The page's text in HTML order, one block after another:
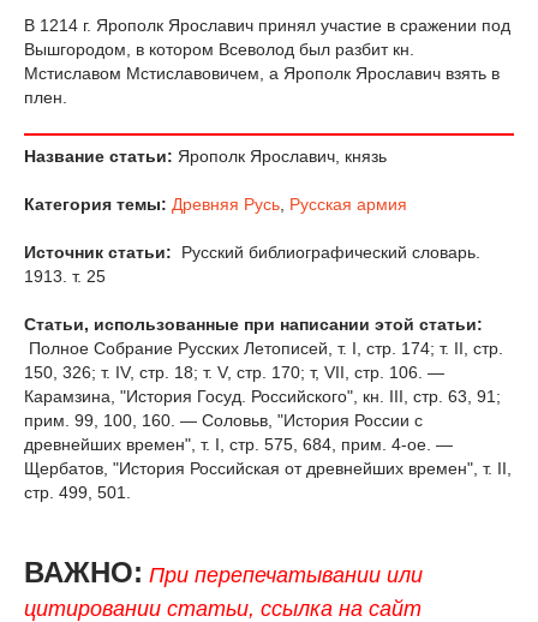
В 1214 г. Ярополк Ярославич принял участие в сражении под
Вышгородом, в котором Всеволод был разбит кн.
Мстиславом Мстиславовичем, а Ярополк Ярославич взять в
плен.
Название статьи: Ярополк Ярославич, князь
Категория темы: Древняя Русь Русская армия
Источник статьи:
Русский библиографический словарь.
1913. т. 25
Статьи, использованные при написании этой статьи:
Полное Собрание Русских Летописей, т. I, стр. 174; т. II, стр.
150, 326; т. IV, стр. 18; т. V, стр. 170; т, VII, стр. 106. —
Карамзина, "История Госуд. Российского", кн. III, стр. 63, 91;
прим. 99, 100, 160. — Соловьв, "История России с
древнейших времен", т. I, стр. 575, 684, прим. 4-ое. —
Щербатов, "История Российская от древнейших времен", т. II,
стр. 499, 501.
ВАЖНО: При перепечатывании или
цитировании статьи, ссылка на сайт